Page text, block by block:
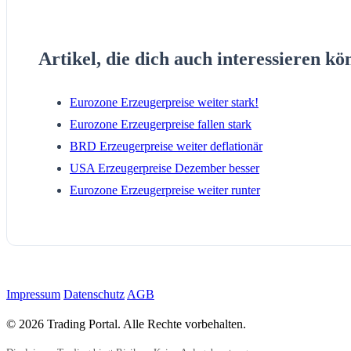
Artikel, die dich auch interessieren
Eurozone Erzeugerpreise weiter stark!
Eurozone Erzeugerpreise fallen stark
BRD Erzeugerpreise weiter deflationär
USA Erzeugerpreise Dezember besser
Eurozone Erzeugerpreise weiter runter
Impressum Datenschutz AGB
© 2026 Trading Portal. Alle Rechte vorbehalten.